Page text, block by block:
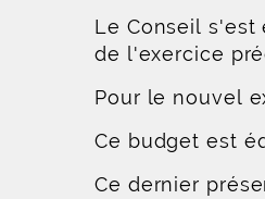
Le Conseil
de l'exercice
Pour le nouvel
Ce budget est
Ce dernier